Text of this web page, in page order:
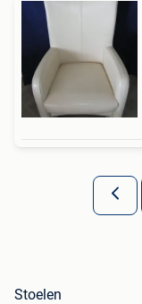
Stoelen